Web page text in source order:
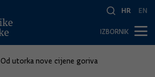
HR EN
IZBORNIK
Od utorka nove cijene goriva